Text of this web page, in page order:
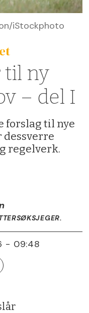
iStockphoto
til ny
– del I
forslag til nye
regelverk.
- 09:48